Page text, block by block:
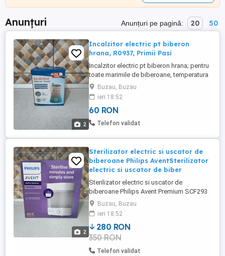
Anunțuri Anunțuri pe pagină: 20 50
2
Incalzitor electric pt biberon
hrana, R0937, Primii Pasi
Incalzitor electric pt biberon hrana; pentru
toate marimile de biberoane, temperatura
ajustabila, contine recipient pt incalzit
hrana sub forma de piureuri
Buzau, Buzau
ieri 18:52
60 RON
Telefon validat
2
Sterilizator electric si uscator de
biberoane Philips AventSterilizator
electric si uscator de biber
Sterilizator electric si uscator de
biberoane Philips Avent Premium SCF293
00, sterilizare si uscare in 40 de min, tava
de scurgere, design compact, 220V
Sterilizeaza, usuca si depoziteaza Pentru
descrierea completa accesați link-ul
Buzau, Buzau
ieri 18:52
280 RON
350 RON
Telefon validat